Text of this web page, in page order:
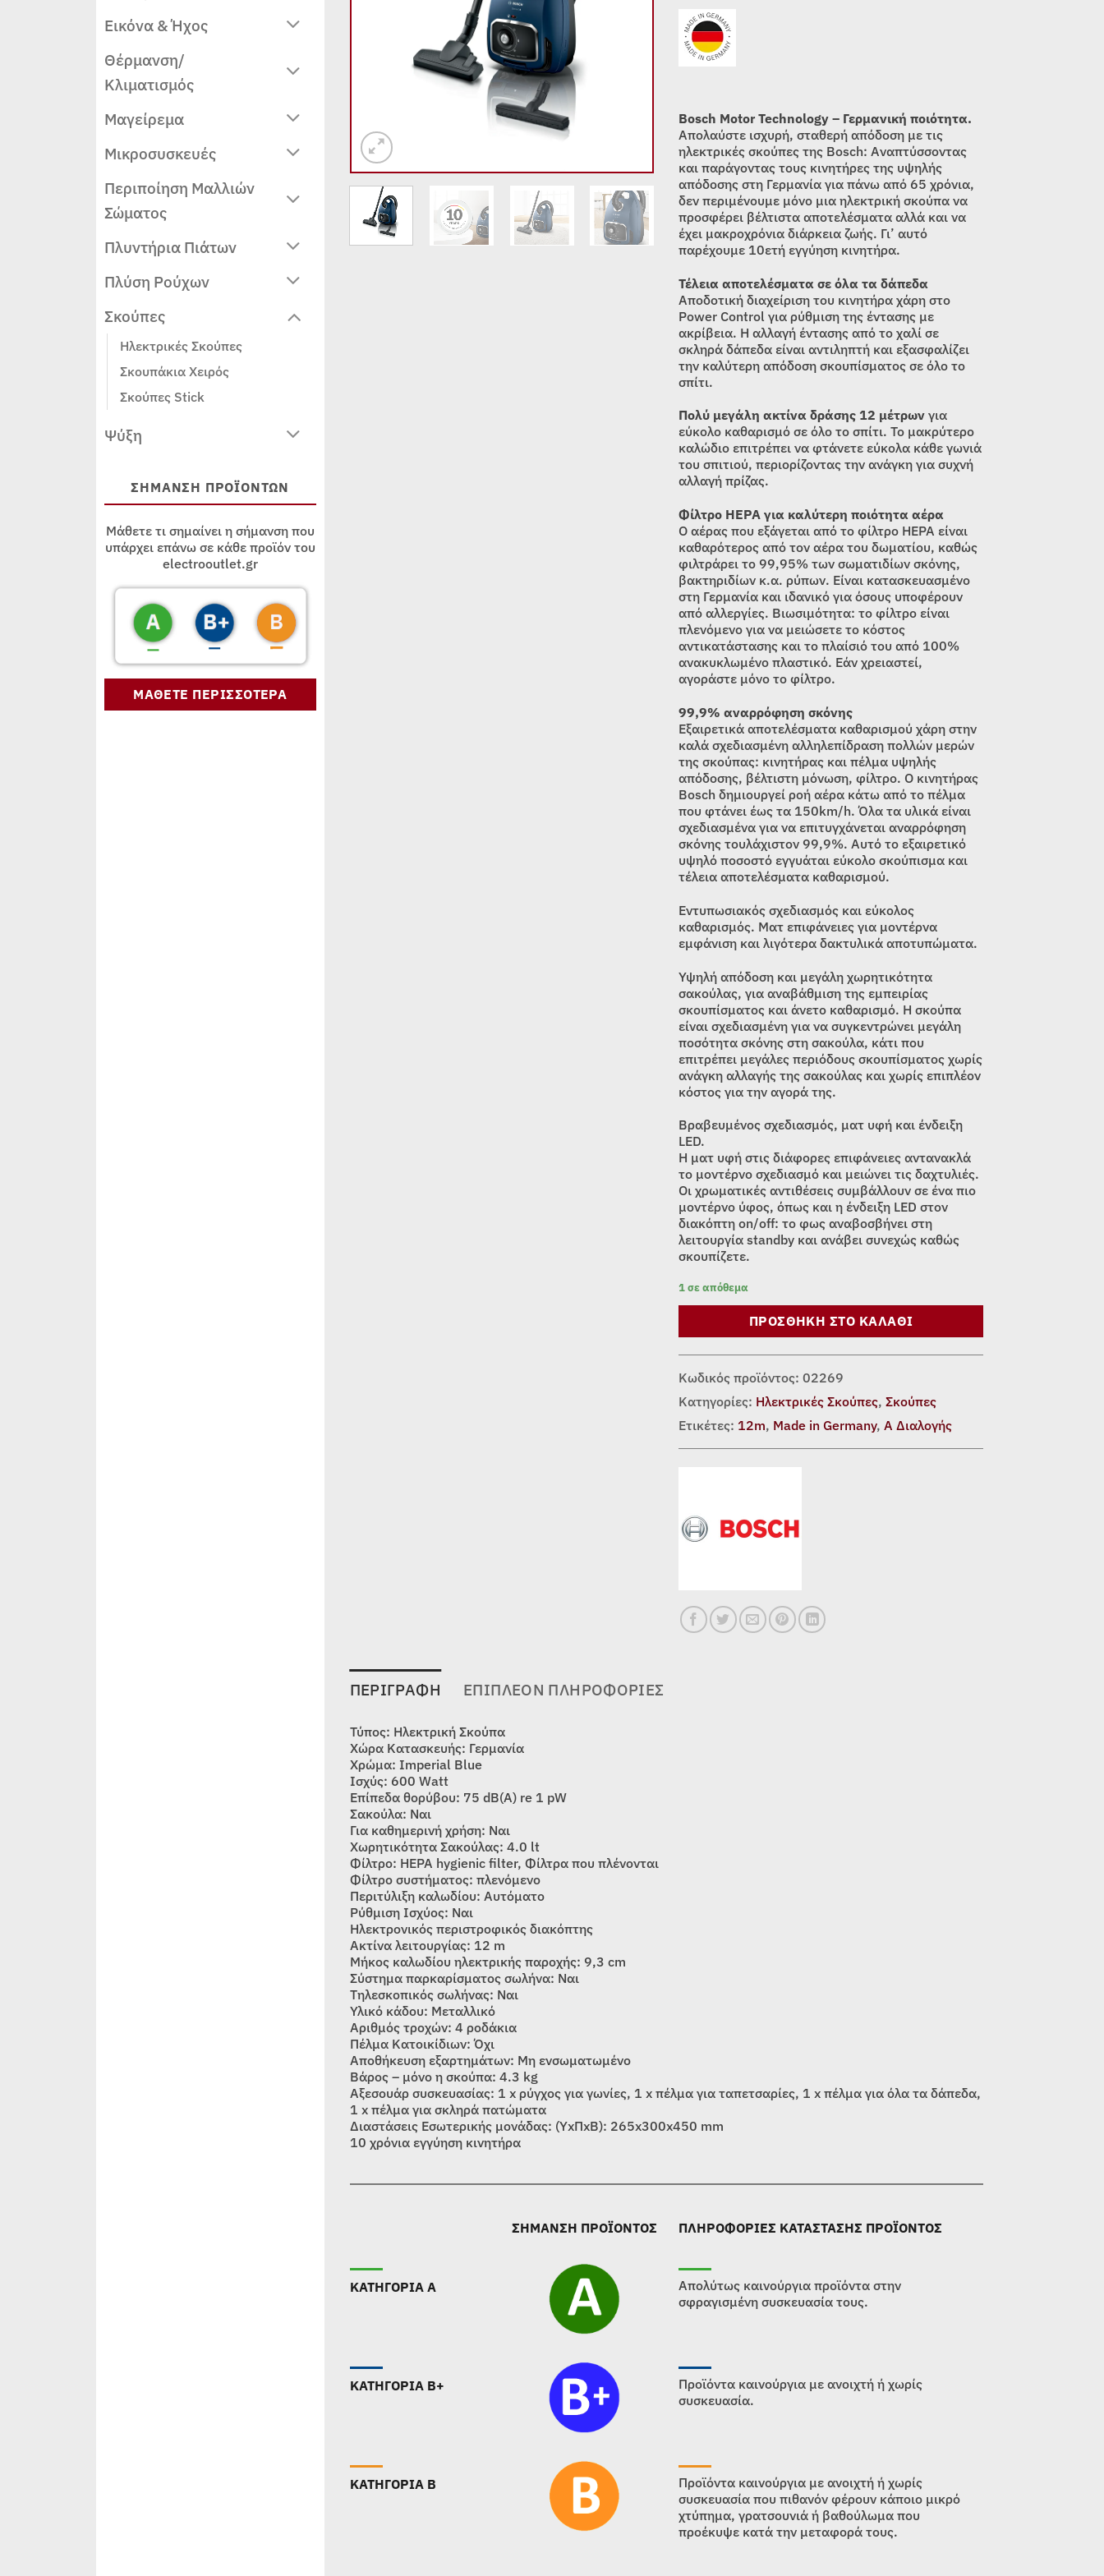
Εικόνα & Ήχος
Θέρμανση/
Κλιματισμός
Μαγείρεμα
Μικροσυσκευές
Περιποίηση Μαλλιών
Σώματος
Πλυντήρια Πιάτων
Πλύση Ρούχων
Σκούπες
Ηλεκτρικές Σκούπες
Σκουπάκια Χειρός
Σκούπες Stick
Ψύξη
ΣΗΜΑΝΣΗ ΠΡΟΪΟΝΤΩΝ
Μάθετε τι σημαίνει η σήμανση που
υπάρχει επάνω σε κάθε προϊόν του
electrooutlet.gr
ΜΑΘΕΤΕ ΠΕΡΙΣΣΟΤΕΡΑ
Bosch Motor Technology – Γερμανική ποιότητα.
Απολαύστε ισχυρή, σταθερή απόδοση με τις
ηλεκτρικές σκούπες της Bosch: Αναπτύσσοντας
και παράγοντας τους κινητήρες της υψηλής
απόδοσης στη Γερμανία για πάνω από 65 χρόνια,
δεν περιμένουμε μόνο μια ηλεκτρική σκούπα να
προσφέρει βέλτιστα αποτελέσματα αλλά και να
έχει μακροχρόνια διάρκεια ζωής. Γι’ αυτό
παρέχουμε 10ετή εγγύηση κινητήρα.
Τέλεια αποτελέσματα σε όλα τα δάπεδα
Αποδοτική διαχείριση του κινητήρα χάρη στο
Power Control για ρύθμιση της έντασης με
ακρίβεια. Η αλλαγή έντασης από το χαλί σε
σκληρά δάπεδα είναι αντιληπτή και εξασφαλίζει
την καλύτερη απόδοση σκουπίσματος σε όλο το
σπίτι.
Πολύ μεγάλη ακτίνα δράσης 12 μέτρων για
εύκολο καθαρισμό σε όλο το σπίτι. Το μακρύτερο
καλώδιο επιτρέπει να φτάνετε εύκολα κάθε γωνιά
του σπιτιού, περιορίζοντας την ανάγκη για συχνή
αλλαγή πρίζας.
Φίλτρο HEPA για καλύτερη ποιότητα αέρα
Ο αέρας που εξάγεται από το φίλτρο HEPA είναι
καθαρότερος από τον αέρα του δωματίου, καθώς
φιλτράρει το 99,95% των σωματιδίων σκόνης,
βακτηριδίων κ.α. ρύπων. Είναι κατασκευασμένο
στη Γερμανία και ιδανικό για όσους υποφέρουν
από αλλεργίες. Βιωσιμότητα: το φίλτρο είναι
πλενόμενο για να μειώσετε το κόστος
αντικατάστασης και το πλαίσιό του από 100%
ανακυκλωμένο πλαστικό. Εάν χρειαστεί,
αγοράστε μόνο το φίλτρο.
99,9% αναρρόφηση σκόνης
Εξαιρετικά αποτελέσματα καθαρισμού χάρη στην
καλά σχεδιασμένη αλληλεπίδραση πολλών μερών
της σκούπας: κινητήρας και πέλμα υψηλής
απόδοσης, βέλτιστη μόνωση, φίλτρο. Ο κινητήρας
Bosch δημιουργεί ροή αέρα κάτω από το πέλμα
που φτάνει έως τα 150km/h. Όλα τα υλικά είναι
σχεδιασμένα για να επιτυγχάνεται αναρρόφηση
σκόνης τουλάχιστον 99,9%. Αυτό το εξαιρετικό
υψηλό ποσοστό εγγυάται εύκολο σκούπισμα και
τέλεια αποτελέσματα καθαρισμού.
Εντυπωσιακός σχεδιασμός και εύκολος
καθαρισμός. Ματ επιφάνειες για μοντέρνα
εμφάνιση και λιγότερα δακτυλικά αποτυπώματα.
Υψηλή απόδοση και μεγάλη χωρητικότητα
σακούλας, για αναβάθμιση της εμπειρίας
σκουπίσματος και άνετο καθαρισμό. Η σκούπα
είναι σχεδιασμένη για να συγκεντρώνει μεγάλη
ποσότητα σκόνης στη σακούλα, κάτι που
επιτρέπει μεγάλες περιόδους σκουπίσματος χωρίς
ανάγκη αλλαγής της σακούλας και χωρίς επιπλέον
κόστος για την αγορά της.
Βραβευμένος σχεδιασμός, ματ υφή και ένδειξη
LED.
Η ματ υφή στις διάφορες επιφάνειες αντανακλά
το μοντέρνο σχεδιασμό και μειώνει τις δαχτυλιές.
Οι χρωματικές αντιθέσεις συμβάλλουν σε ένα πιο
μοντέρνο ύφος, όπως και η ένδειξη LED στον
διακόπτη on/off: το φως αναβοσβήνει στη
λειτουργία standby και ανάβει συνεχώς καθώς
σκουπίζετε.
1 σε απόθεμα
ΠΡΟΣΘΉΚΗ ΣΤΟ ΚΑΛΆΘΙ
Κωδικός προϊόντος:02269
Κατηγορίες: Ηλεκτρικές Σκούπες,Σκούπες
Ετικέτες: 12m, Made in Germany,Α Διαλογής
ΠΕΡΙΓΡΑΦΉ ΕΠΙΠΛΈΟΝ ΠΛΗΡΟΦΟΡΊΕΣ
Τύπος: Ηλεκτρική Σκούπα
Χώρα Κατασκευής: Γερμανία
Χρώμα: Imperial Blue
Ισχύς: 600 Watt
Επίπεδα θορύβου: 75 dB(A) re 1 pW
Σακούλα: Ναι
Για καθημερινή χρήση: Ναι
Χωρητικότητα Σακούλας: 4.0 lt
Φίλτρο: HEPA hygienic filter, Φίλτρα που πλένονται
Φίλτρο συστήματος: πλενόμενο
Περιτύλιξη καλωδίου: Αυτόματο
Ρύθμιση Ισχύος: Ναι
Ηλεκτρονικός περιστροφικός διακόπτης
Ακτίνα λειτουργίας: 12 m
Μήκος καλωδίου ηλεκτρικής παροχής: 9,3 cm
Σύστημα παρκαρίσματος σωλήνα: Ναι
Τηλεσκοπικός σωλήνας: Ναι
Υλικό κάδου: Μεταλλικό
Αριθμός τροχών: 4 ροδάκια
Πέλμα Κατοικίδιων: Όχι
Αποθήκευση εξαρτημάτων: Μη ενσωματωμένο
Βάρος – μόνο η σκούπα: 4.3 kg
Αξεσουάρ συσκευασίας: 1 x ρύγχος για γωνίες, 1 x πέλμα για ταπετσαρίες, 1 x πέλμα για όλα τα δάπεδα,
1 x πέλμα για σκληρά πατώματα
Διαστάσεις Εσωτερικής μονάδας: (ΥxΠxΒ): 265x300x450 mm
10 χρόνια εγγύηση κινητήρα
ΣΗΜΑΝΣΗ ΠΡΟΪΟΝΤΟΣ ΠΛΗΡΟΦΟΡΙΕΣ ΚΑΤΑΣΤΑΣΗΣ ΠΡΟΪΟΝΤΟΣ
ΚΑΤΗΓΟΡΙΑ Α
Απολύτως καινούργια προϊόντα στην
σφραγισμένη συσκευασία τους.
ΚΑΤΗΓΟΡΙΑ B+
Προϊόντα καινούργια με ανοιχτή ή χωρίς
συσκευασία.
ΚΑΤΗΓΟΡΙΑ B
Προϊόντα καινούργια με ανοιχτή ή χωρίς
συσκευασία που πιθανόν φέρουν κάποιο μικρό
χτύπημα, γρατσουνιά ή βαθούλωμα που
προέκυψε κατά την μεταφορά τους.